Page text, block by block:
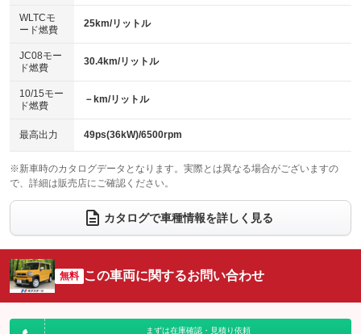
センターデフロック
：装備なし
電動格納ミラー
：装備あり
エアロ
：装備なし
：装備なし
パワーシート
ベンチシート
：装備なし
チップアップシート
：装備なし
：装備なし ：装備なし
ウォークスルー
：装備なし
電動リアゲート フロントカメラ
：装備あり
：装備なし ：装備あり
サイドカメラ
：装備あり ルーフレール
：装備なし
：装備なし
：装備なし
WLTCモ
ード燃費
25km/リットル
JC08モー
ド燃費
30.4km/リットル
10/15モー
ド燃費
－km/リットル
最高出力 49ps(36kW)/6500rpm
※新車時のカタログデータとなります。実際とは異なる場合がございますの
で、詳細は販売店にご確認ください。
カタログで車種情報を詳しく見る
無料 この車両に関するお問い合わせ
まずは在庫確認・見積り依頼